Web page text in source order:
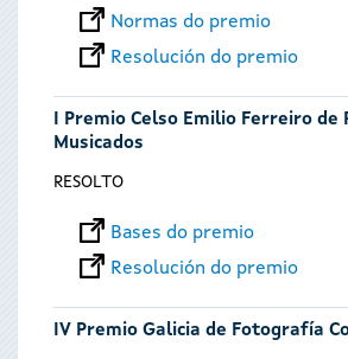
Normas do premio
Resolución do premio
I Premio Celso Emilio Ferreiro de
Musicados
RESOLTO
Bases do premio
Resolución do premio
IV Premio Galicia de Fotografía